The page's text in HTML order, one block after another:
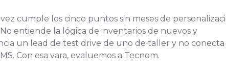
cumple los cinco puntos sin meses de
entiende la lógica de inventarios de nuevos y
un lead de test drive de uno de taller y no conecta
Con esa vara, evaluemos a Tecnom.